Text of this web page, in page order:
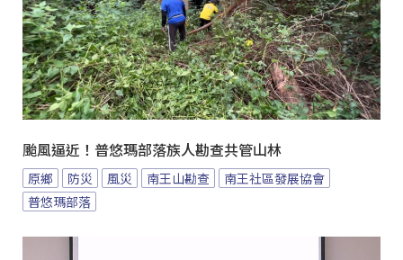
颱風逼近！普悠瑪部落族人勘查共管山林
原鄉 防災 風災 南王山勘查
南王社區發展協會
普悠瑪部落